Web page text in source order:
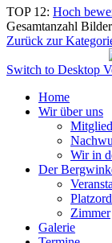
TOP 12: Hoch
Gesamtanzahl
Zurück zur
Switch to Desktop
Home
Wir über uns
Wir in
Der
Zimmer
Galerie